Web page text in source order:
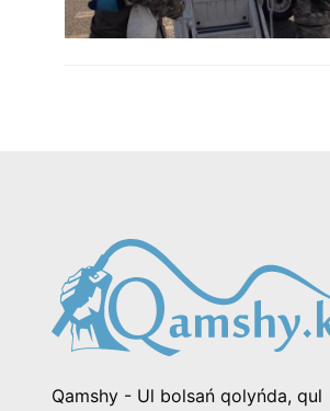
Qamshy - Ul bolsań qolyńda, qul